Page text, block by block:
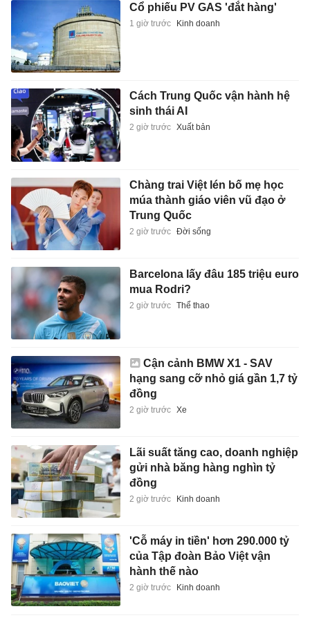
Cổ phiếu PV GAS 'đắt hàng'
1 giờ trước Kinh doanh
Cách Trung Quốc vận hành hệ
sinh thái AI
2 giờ trước Xuất bản
Chàng trai Việt lén bố mẹ học
múa thành giáo viên vũ đạo ở
Trung Quốc
2 giờ trước Đời sống
Barcelona lấy đâu 185 triệu euro
mua Rodri?
2 giờ trước Thể thao
Cận cảnh BMW X1 - SAV
hạng sang cỡ nhỏ giá gần 1,7 tỷ
đồng
2 giờ trước Xe
Lãi suất tăng cao, doanh nghiệp
gửi nhà băng hàng nghìn tỷ
đồng
2 giờ trước Kinh doanh
'Cỗ máy in tiền' hơn 290.000 tỷ
của Tập đoàn Bảo Việt vận
hành thế nào
2 giờ trước Kinh doanh